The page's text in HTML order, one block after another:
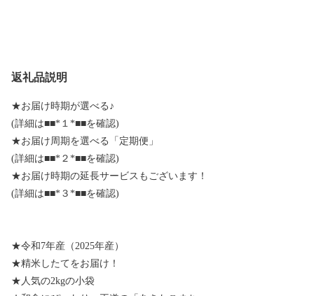
返礼品説明
★お届け時期が選べる♪
(詳細は■■*１*■■を確認)
★お届け周期を選べる「定期便」
(詳細は■■*２*■■を確認)
★お届け時期の延長サービスもございます！
(詳細は■■*３*■■を確認)
★令和7年産（2025年産）
★精米したてをお届け！
★人気の2kgの小袋